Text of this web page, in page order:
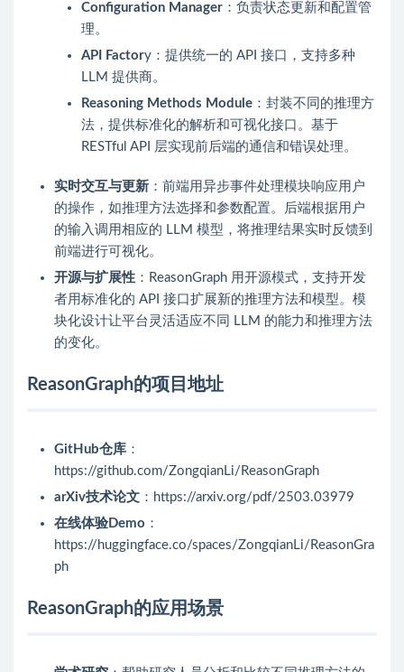
Configuration Manager ：负责状态更新和配置管
理。
API Factory：提供统一的 API 接口，支持多种
LLM 提供商。
Reasoning Methods Module ：封装不同的推理方
法，提供标准化的解析和可视化接口。基于
RESTful API 层实现前后端的通信和错误处理。
实时交互与更新 ：前端用异步事件处理模块响应用户
的操作，如推理方法选择和参数配置。后端根据用户
的输入调用相应的 LLM 模型，将推理结果实时反馈到
前端进行可视化。
开源与扩展性 ：ReasonGraph 用开源模式，支持开发
者用标准化的 API 接口扩展新的推理方法和模型。模
块化设计让平台灵活适应不同 LLM 的能力和推理方法
的变化。
ReasonGraph的项目地址
GitHub仓库 ：
https://github.com/ZongqianLi/ReasonGraph
arXiv技术论文 ：https://arxiv.org/pdf/2503.03979
在线体验Demo ：
https://huggingface.co/spaces/ZongqianLi/ReasonGra
ph
ReasonGraph的应用场景